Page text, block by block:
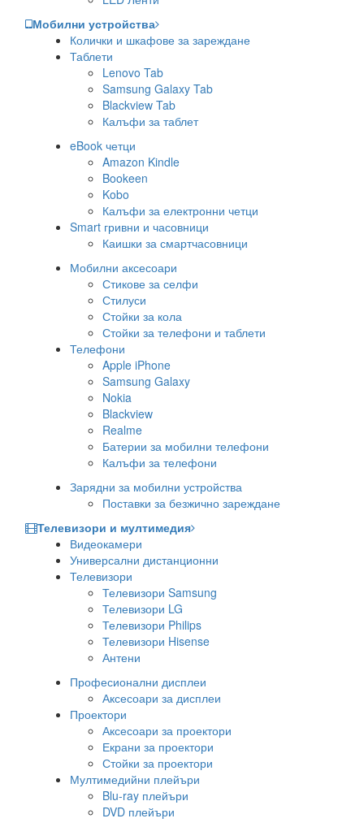
Мобилни устройства
Колички и шкафове за зареждане
Таблети
Lenovo Tab
Samsung Galaxy Tab
Blackview Tab
Калъфи за таблет
eBook четци
Amazon Kindle
Bookeen
Kobo
Калъфи за електронни четци
Smart гривни и часовници
Каишки за смартчасовници
Мобилни аксесоари
Стикове за селфи
Стилуси
Стойки за кола
Стойки за телефони и таблети
Телефони
Apple iPhone
Samsung Galaxy
Nokia
Blackview
Realme
Батерии за мобилни телефони
Калъфи за телефони
Зарядни за мобилни устройства
Поставки за безжично зареждане
Телевизори и мултимедия
Видеокамери
Универсални дистанционни
Телевизори
Телевизори Samsung
Телевизори LG
Телевизори Philips
Телевизори Hisense
Антени
Професионални дисплеи
Аксесоари за дисплеи
Проектори
Аксесоари за проектори
Екрани за проектори
Стойки за проектори
Мултимедийни плейъри
Blu-ray плейъри
DVD плейъри